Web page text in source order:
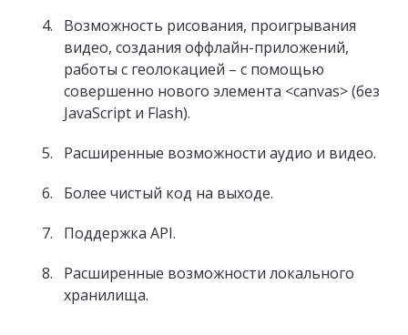
Возможность рисования, проигрывания
видео, создания оффлайн-приложений,
работы с геолокацией – с помощью
совершенно нового элемента <canvas> (без
JavaScript и Flash).
Расширенные возможности аудио и видео.
Более чистый код на выходе.
Поддержка API.
Расширенные возможности локального
хранилища.